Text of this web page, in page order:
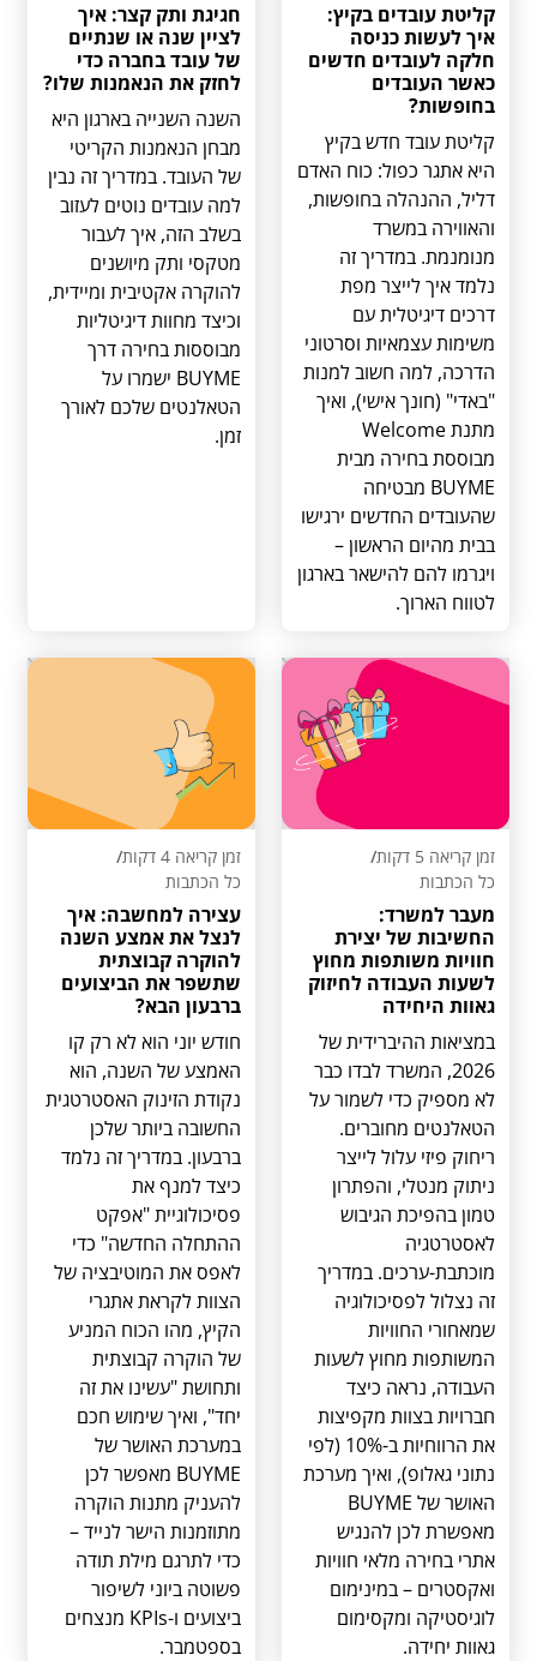
קליטת עובדים בקיץ:
איך לעשות כניסה
חלקה לעובדים חדשים
כאשר העובדים
בחופשות?
קליטת עובד חדש בקיץ
היא אתגר כפול: כוח האדם
דליל, ההנהלה בחופשות,
והאווירה במשרד
מנומנמת. במדריך זה
נלמד איך לייצר מפת
דרכים דיגיטלית עם
משימות עצמאיות וסרטוני
הדרכה, למה חשוב למנות
"באדי" (חונך אישי), ואיך
מתנת Welcome
מבוססת בחירה מבית
BUYME מבטיחה
שהעובדים החדשים ירגישו
בבית מהיום הראשון –
ויגרמו להם להישאר בארגון
לטווח הארוך.
חגיגת ותק קצר: איך
לציין שנה או שנתיים
של עובד בחברה כדי
לחזק את הנאמנות שלו?
השנה השנייה בארגון היא
מבחן הנאמנות הקריטי
של העובד. במדריך זה נבין
למה עובדים נוטים לעזוב
בשלב הזה, איך לעבור
מטקסי ותק מיושנים
להוקרה אקטיבית ומיידית,
וכיצד מחוות דיגיטליות
מבוססות בחירה דרך
BUYME ישמרו על
הטאלנטים שלכם לאורך
זמן קריאה 5 דקות
/
כל הכתבות
מעבר למשרד:
החשיבות של יצירת
חוויות משותפות מחוץ
לשעות העבודה לחיזוק
גאוות היחידה
במציאות ההיברידית של
2026, המשרד לבדו כבר
לא מספיק כדי לשמור על
הטאלנטים מחוברים.
ריחוק פיזי עלול לייצר
ניתוק מנטלי, והפתרון
טמון בהפיכת הגיבוש
לאסטרטגיה
מוכתבת-ערכים. במדריך
זה נצלול לפסיכולוגיה
שמאחורי החוויות
המשותפות מחוץ לשעות
העבודה, נראה כיצד
חברויות בצוות מקפיצות
את הרווחיות ב-10% (לפי
נתוני גאלופ), ואיך מערכת
האושר של BUYME
מאפשרת לכן להנגיש
אתרי בחירה מלאי חוויות
ואקסטרים – במינימום
לוגיסטיקה ומקסימום
גאוות יחידה.
זמן קריאה 4 דקות
/
כל הכתבות
עצירה למחשבה: איך
לנצל את אמצע השנה
להוקרה קבוצתית
שתשפר את הביצועים
ברבעון הבא?
חודש יוני הוא לא רק קו
האמצע של השנה, הוא
נקודת הזינוק האסטרטגית
החשובה ביותר שלכן
ברבעון. במדריך זה נלמד
כיצד למנף את
פסיכולוגיית "אפקט
ההתחלה החדשה" כדי
לאפס את המוטיבציה של
הצוות לקראת אתגרי
הקיץ, מהו הכוח המניע
של הוקרה קבוצתית
ותחושת "עשינו את זה
יחד", ואיך שימוש חכם
במערכת האושר של
BUYME מאפשר לכן
להעניק מתנות הוקרה
מתוזמנות הישר לנייד –
כדי לתרגם מילת תודה
פשוטה ביוני לשיפור
ביצועים ו-KPIs מנצחים
בספטמבר.